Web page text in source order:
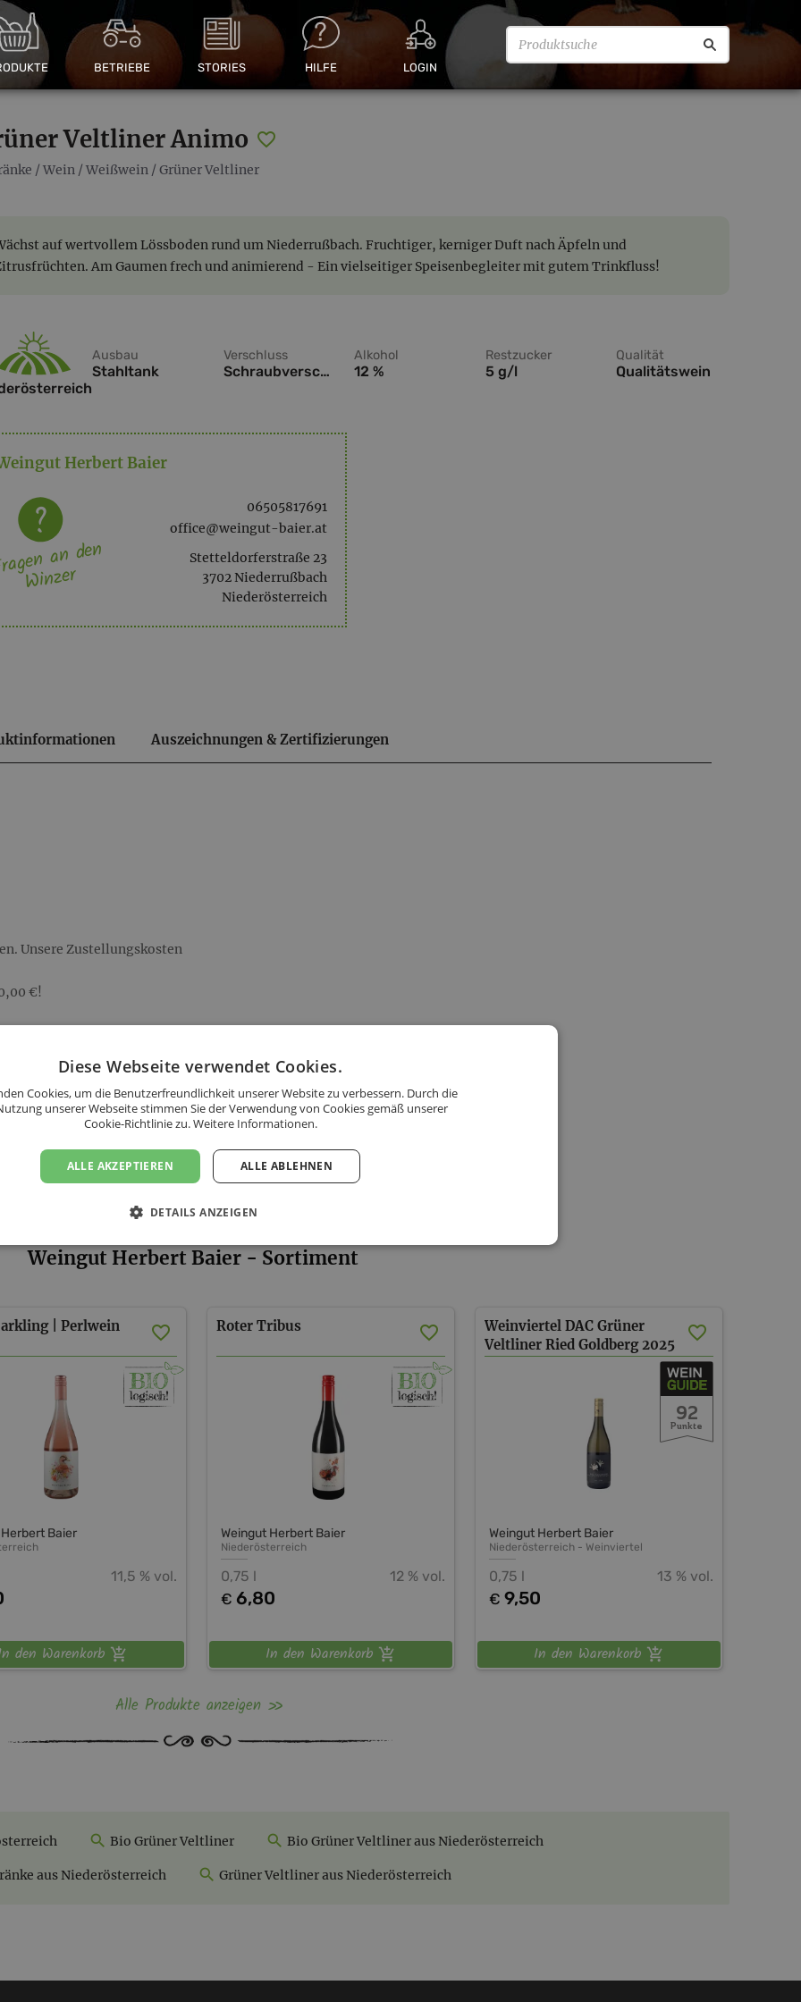
BETRIEBE STORIES HILFE LOGIN
Veltliner Animo
/Wein /Weißwein /Grüner Veltliner
auf wertvollem Lössboden rund um Niederrußbach. Fruchtiger, kerniger Duft nach Äpfeln und
Am Gaumen frech und animierend - Ein vielseitiger Speisenbegleiter mit gutem Trinkfluss!
Ausbau
Stahltank
Verschluss
Schraubverschluss
Alkohol
12 %
Restzucker
5 g/l
Qualität
Qualitätswein
Herbert Baier
06505817691
office@weingut-baier.at
Stetteldorferstraße 23
3702 Niederrußbach
Niederösterreich
an den
Winzer
Auszeichnungen & Zertifizierungen
Unsere Zustellungskosten
€!
Unsere Zustellungskosten
€!
Weingut Herbert Baier - Sortiment
Perlwein
Baier
11,5 % vol.
den Warenkorb
Roter Tribus
Weingut Herbert Baier
Niederösterreich
12 % vol.
0,75 l
€ 6,80
In den Warenkorb
Weinviertel DAC Grüner
Veltliner Ried Goldberg2025
Weingut Herbert Baier
Niederösterreich - Weinviertel
13 % vol.
0,75 l
€ 9,50
92
Punkte
In den Warenkorb
Alle Produkte anzeigen
Bio Grüner Veltliner Bio Grüner Veltliner aus Niederösterreich
aus Niederösterreich Grüner Veltliner aus Niederösterreich
Diese Webseite verwendet Cookies.
Cookies, um die Benutzerfreundlichkeit unserer Website zu verbessern. Durch die
unserer Webseite stimmen Sie der Verwendung von Cookies gemäß unserer
Cookie-Richtlinie zu.Weitere Informationen.
ALLE AKZEPTIEREN ALLE ABLEHNEN
DETAILS ANZEIGEN